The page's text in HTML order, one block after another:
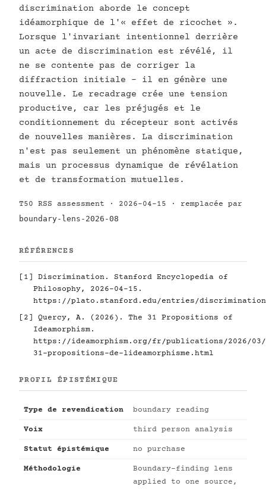
discrimination aborde le concept
idéamorphique de l'« effet de ricochet ».
Lorsque l'invariant intentionnel derrière
un acte de discrimination est révélé, il
ne se contente pas de corriger la
diffraction initiale - il en génère une
nouvelle. Le recadrage crée une tension
productive, car les préjugés et le
conditionnement du récepteur sont activés
de nouvelles manières. La discrimination
n'est pas seulement un phénomène statique,
mais un processus dynamique de révélation
et de transformation mutuelles.
T50 RSS assessment · 2026-04-15 · remplacée par
boundary-lens-2026-08
RÉFÉRENCES
[1]
Discrimination. Stanford Encyclopedia of
Philosophy, 2026-04-15.
https://plato.stanford.edu/entries/
[2]
Quercy, A. (2026). The 31 Propositions of
Ideamorphism.
https://ideamorphism.org/fr/publications/2026/
31-propositions-de-lideamorphisme.html
PROFIL ÉPISTÉMIQUE
Type de revendication boundary reading
Voix third person analysis
Statut épistémique no purchase
Méthodologie
Boundary-finding lens
applied to one source,